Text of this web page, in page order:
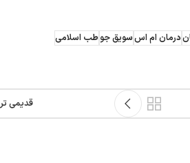
درمان ام اسسویق جوطب اسلامی
قدیمی تر